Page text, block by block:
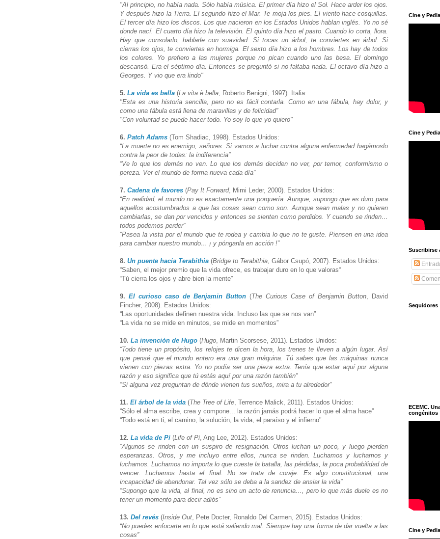
"Al principio, no había nada. Sólo había música. El primer día hizo el Sol. Hace arder los ojos.
Y después hizo la Tierra. El segundo hizo el Mar. Te moja los pies. El viento hace cosquillas.
El tercer día hizo los discos. Los que nacieron en los Estados Unidos hablan inglés. Yo no sé
donde nací. El cuarto día hizo la televisión. El quinto día hizo el pasto. Cuando lo corta, llora.
Hay que consolarlo, hablarle con suavidad. Si tocas un árbol, te conviertes en árbol. Si
cierras los ojos, te conviertes en hormiga. El sexto día hizo a los hombres. Los hay de todos
los colores. Yo prefiero a las mujeres porque no pican cuando uno las besa. El domingo
descansó. Era el séptimo día. Entonces se preguntó si no faltaba nada. El octavo día hizo a
Georges. Y vio que era lindo"
5. La vida es bella (La vita è bella , Roberto Benigni, 1997). Italia:
"Esta es una historia sencilla, pero no es fácil contarla. Como en una fábula, hay dolor, y
como una fábula está llena de maravillas y de felicidad”
"Con voluntad se puede hacer todo. Yo soy lo que yo quiero"
6. Patch Adams (Tom Shadiac, 1998). Estados Unidos:
“La muerte no es enemigo, señores. Si vamos a luchar contra alguna enfermedad hagámoslo
contra la peor de todas: la indiferencia”
“Ve lo que los demás no ven. Lo que los demás deciden no ver, por temor, conformismo o
pereza. Ver el mundo de forma nueva cada día”
7. Cadena de favores (Pay It Forward, Mimi Leder, 2000). Estados Unidos:
“En realidad, el mundo no es exactamente una porquería. Aunque, supongo que es duro para
aquellos acostumbrados a que las cosas sean como son. Aunque sean malas y no quieren
cambiarlas, se dan por vencidos y entonces se sienten como perdidos. Y cuando se rinden…
todos podemos perder”
“Pasea la vista por el mundo que te rodea y cambia lo que no te guste. Piensen en una idea
para cambiar nuestro mundo… ¡ y pónganla en acción !”
8. Un puente hacia Terabithia (Bridge to Terabithia , Gábor Csupó, 2007). Estados Unidos:
“Saben, el mejor premio que la vida ofrece, es trabajar duro en lo que valoras“
“Tú cierra los ojos y abre bien la mente”
9. El curioso caso de Benjamin Button (The Curious Case of Benjamin Button , David
Fincher, 2008). Estados Unidos:
“Las oportunidades definen nuestra vida. Incluso las que se nos van”
“La vida no se mide en minutos, se mide en momentos”
10. La invención de Hugo (Hugo , Martin Scorsese, 2011). Estados Unidos:
“Todo tiene un propósito, los relojes te dicen la hora, los trenes te lleven a algún lugar. Así
que pensé que el mundo entero era una gran máquina. Tú sabes que las máquinas nunca
vienen con piezas extra. Yo no podía ser una pieza extra. Tenía que estar aquí por alguna
razón y eso significa que tú estás aquí por una razón también”
“Si alguna vez preguntan de dónde vienen tus sueños, mira a tu alrededor”
11. El árbol de la vida (The Tree of Life , Terrence Malick, 2011). Estados Unidos:
“Sólo el alma escribe, crea y compone... la razón jamás podrá hacer lo que el alma hace”
“Todo está en ti, el camino, la solución, la vida, el paraíso y el infierno"
12. La vida de Pi (Life of Pi , Ang Lee, 2012). Estados Unidos:
“Algunos se rinden con un suspiro de resignación. Otros luchan un poco, y luego pierden
esperanzas. Otros, y me incluyo entre ellos, nunca se rinden. Luchamos y luchamos y
luchamos. Luchamos no importa lo que cueste la batalla, las pérdidas, la poca probabilidad de
vencer. Luchamos hasta el final. No se trata de coraje. Es algo constitucional, una
incapacidad de abandonar. Tal vez sólo se deba a la sandez de ansiar la vida”
“Supongo que la vida, al final, no es sino un acto de renuncia…, pero lo que más duele es no
tener un momento para decir adiós”
13. Del revés (Inside Out , Pete Docter, Ronaldo Del Carmen, 2015). Estados Unidos:
“No puedes enfocarte en lo que está saliendo mal. Siempre hay una forma de dar vuelta a las
cosas”
Cine y
Cine y
Suscribirse
Seguidores
ECEMC.
congénitos
Cine y